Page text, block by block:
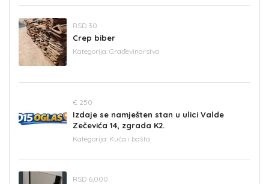
RSD 30
Crep biber
Kategorija: Građevinarstvo
€ 250
Izdaje se namješten stan u ulici Valde
Zečevića 14, zgrada K2.
Kategorija: Kuća i bašta
RSD 6,000